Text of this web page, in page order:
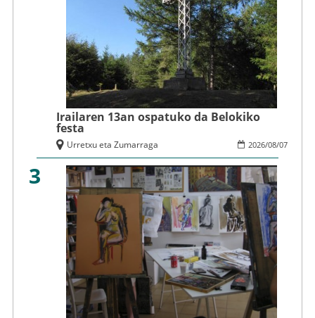
Irailaren 13an ospatuko da Belokiko
festa
2026/08/07
Urretxu eta Zumarraga
3